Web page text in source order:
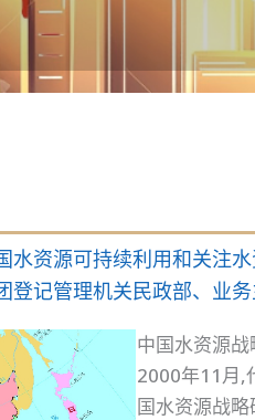
水资源可持续利用和关注
登记管理机关民政部、业
中国水资源
2000年11月,
国水资源战